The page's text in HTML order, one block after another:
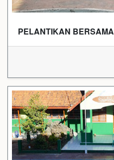
PELANTIKAN BERSAMA